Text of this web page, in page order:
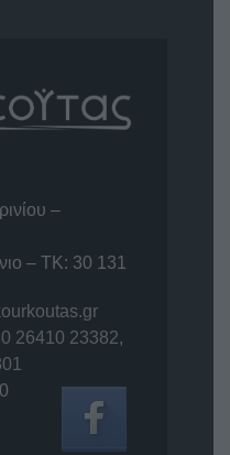
–
– ΤΚ: 30 131
26410 23382,